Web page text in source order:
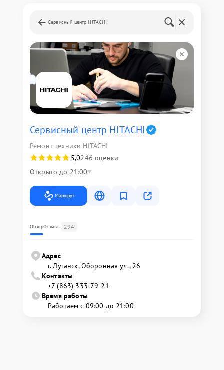
Сервисный центр HITACHI
Сервисный центр HITACHI
Ремонт техники HITACHI
5,0246 оценки
Открыто до 21:00
Маршрут
ОбзорОтзывы 294
Адрес
г. Луганск, Оборонная ул., 26
Контакты
+7 (863) 333-79-21
Время работы
Работаем с 09:00 до 21:00